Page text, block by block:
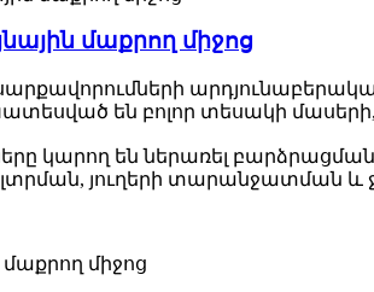
մաքրող միջոց
են բոլոր տեսակի
կարող են ներառել
յուղերի տարանջատման և